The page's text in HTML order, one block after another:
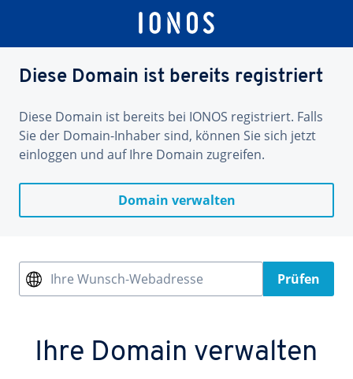
Diese Domain ist bereits registriert
Diese Domain ist bereits bei IONOS registriert. Falls
Sie der Domain-Inhaber sind, können Sie sich jetzt
einloggen und auf Ihre Domain zugreifen.
Domain verwalten
Ihre Wunsch-Webadresse Prüfen
Ihre Domain verwalten